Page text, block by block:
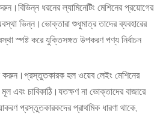
ধরনের ল্যামিনেটিং মেশিনের প্রয়োগের
ভিন্ন।ভোক্তারা শুধুমাত্র তাদের ব্যবহারের
স্পষ্ট করে যুক্তিসঙ্গত উপকরণ পণ্য নির্বাচন
হল ওয়েব লেইং মেশিনের
মূল এবং চাবিকাঠি।যতক্ষণ না ভোক্তাদের বাজারে
প্রস্তুতকারকদের প্রাথমিক ধারণা থাকে,